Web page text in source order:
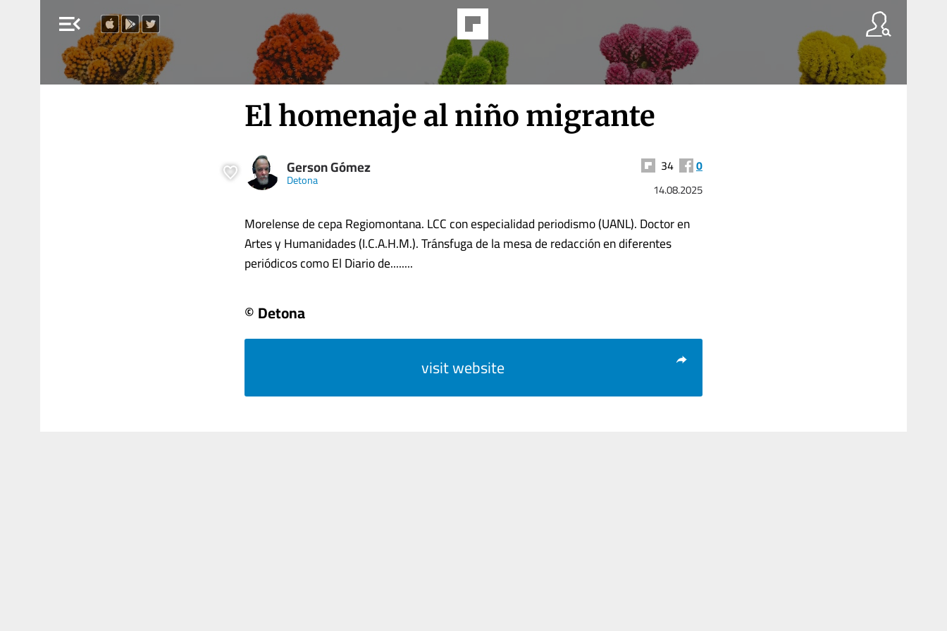
menu_open
El homenaje al niño migrante
Gerson Gómez
Detona
34 0
14.08.2025
Morelense de cepa Regiomontana. LCC con especialidad periodismo (UANL). Doctor en
Artes y Humanidades (I.C.A.H.M.). Tránsfuga de la mesa de redacción en diferentes
periódicos como El Diario de........
© Detona
visit website